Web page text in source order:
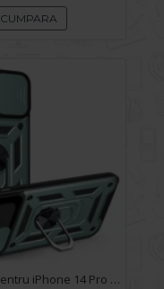
CUMPARA
Husa spate pentru iPhone 14 Pro Max - Slide Case Vernil